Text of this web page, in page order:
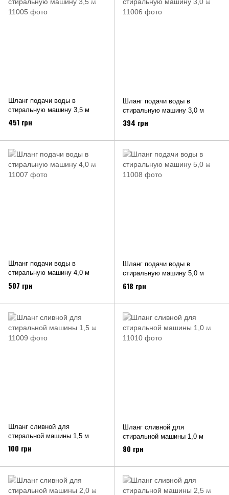
Шланг подачи воды в
стиральную машину 3,5 м
451 грн
Шланг подачи воды в
стиральную машину 3,0 м
394 грн
Шланг подачи воды в
стиральную машину 4,0 м
507 грн
Шланг подачи воды в
стиральную машину 5,0 м
618 грн
Шланг сливной для
стиральной машины 1,5 м
100 грн
Шланг сливной для
стиральной машины 1,0 м
80 грн